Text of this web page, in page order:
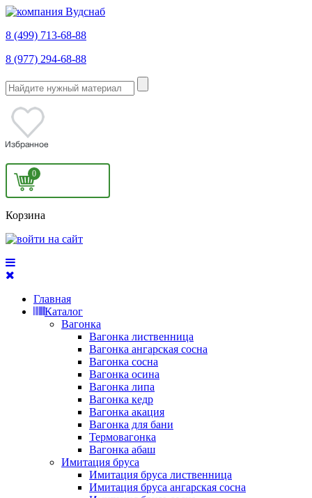
8 (499) 713-68-88
8 (977) 294-68-88
0
Корзина
Главная
Каталог
Вагонка
Вагонка лиственница
Вагонка ангарская сосна
Вагонка сосна
Вагонка осина
Вагонка липа
Вагонка кедр
Вагонка акация
Вагонка для бани
Термовагонка
Вагонка абаш
Имитация бруса
Имитация бруса лиственница
Имитация бруса ангарская сосна